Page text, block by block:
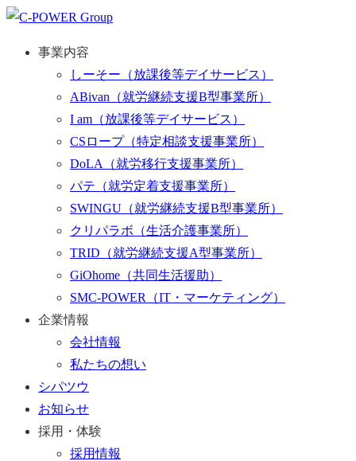
事業内容
しーそー （放課後等デイサービス）
ABivan （就労継続支援B型事業所）
I am （放課後等デイサービス）
CSロープ（特定相談支援事業所）
DoLA
（就労移行支援事業所）
パテ （就労定着支援事業所）
SWINGU （就労継続支援B型事業所）
クリパラボ （生活介護事業所）
TRID （就労継続支援A型事業所）
GiOhome （共同生活援助）
SMC-POWER
（IT・マーケティング）
企業情報
会社情報
私たちの想い
シパツウ
お知らせ
採用・体験
採用情報